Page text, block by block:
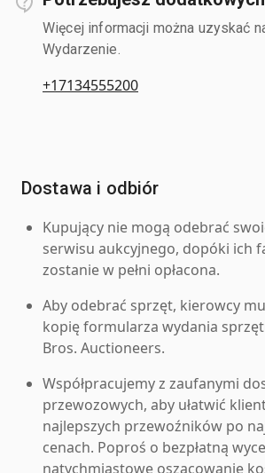
Więcej informacji można uzyskać
Wydarzenie.
+17134555200
Dostawa i odbiór
Kupujący nie mogą odebrać
serwisu aukcyjnego, dopóki ich
zostanie w pełni opłacona.
Aby odebrać sprzęt, kierowcy
kopię formularza wydania
Bros. Auctioneers.
Współpracujemy z zaufanymi
przewozowych, aby ułatwić
najlepszych przewoźników po
cenach. Poproś o bezpłatną
natychmiastowe oszacowanie